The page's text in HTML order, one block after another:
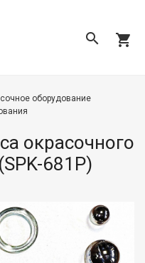
search shopping_cart
оборудование
окрасочного
681P)